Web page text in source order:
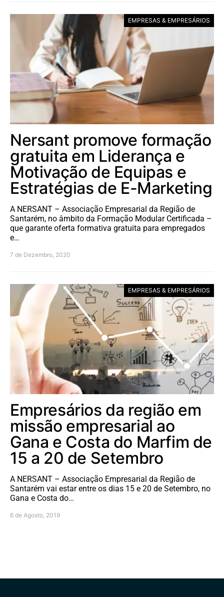
EMPRESAS & EMPRESÁRIOS
Nersant promove formação
gratuita em Liderança e
Motivação de Equipas e
Estratégias de E-Marketing
A NERSANT – Associação Empresarial da Região de
Santarém, no âmbito da Formação Modular Certificada –
que garante oferta formativa gratuita para empregados
e…
7 de Dezembro, 2020
EMPRESAS & EMPRESÁRIOS
Empresários da região em
missão empresarial ao
Gana e Costa do Marfim de
15 a 20 de Setembro
A NERSANT – Associação Empresarial da Região de
Santarém vai estar entre os dias 15 e 20 de Setembro, no
Gana e Costa do…
6 de Agosto, 2019